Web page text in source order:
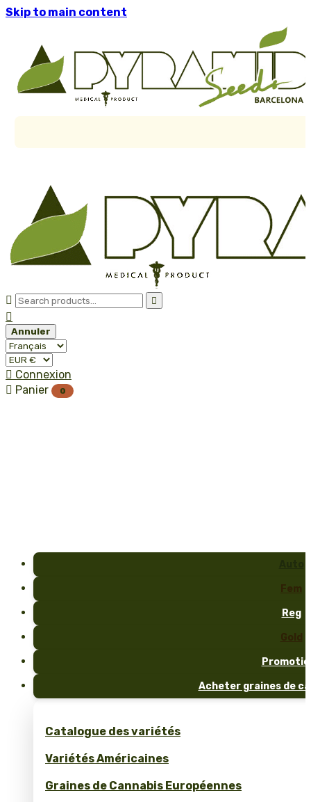
Skip to main content
 

Annuler
 Connexion
 Panier 0
Fem
Reg
Gold
Acheter graines de
Catalogue des variétés
Variétés Américaines
Graines de Cannabis Européennes